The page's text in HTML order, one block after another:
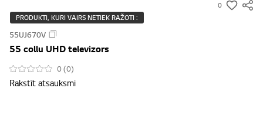
0
s
PRODUKTI, KURI VAIRS NETIEK RAŽOTI :
55UJ670V
55 collu UHD televizors
0 (0)
Rakstīt atsauksmi